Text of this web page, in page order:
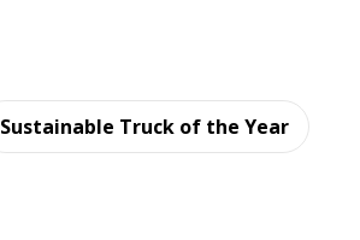
Sustainable Truck of the Year